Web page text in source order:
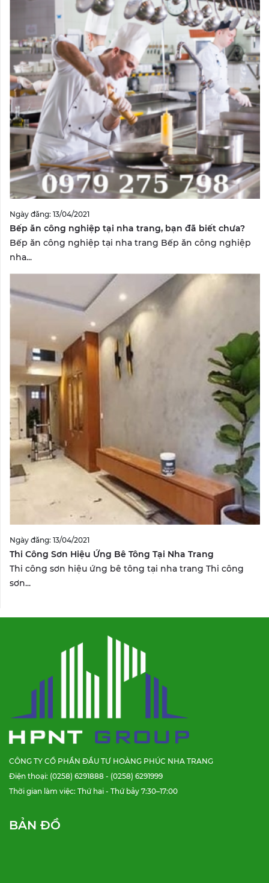
Ngày đăng: 13/04/2021
Bếp ăn công nghiệp tại nha trang, bạn đã biết chưa?
Bếp ăn công nghiệp tại nha trang Bếp ăn công nghiệp
nha...
Ngày đăng: 13/04/2021
Thi Công Sơn Hiệu Ứng Bê Tông Tại Nha Trang
Thi công sơn hiệu ứng bê tông tại nha trang Thi công
sơn...
CÔNG TY CỔ PHẦN ĐẦU TƯ HOÀNG PHÚC NHA TRANG
Điện thoại: (0258) 6291888 - (0258) 6291999
Thời gian làm việc: Thứ hai - Thứ bảy 7:30–17:00
BẢN ĐỒ